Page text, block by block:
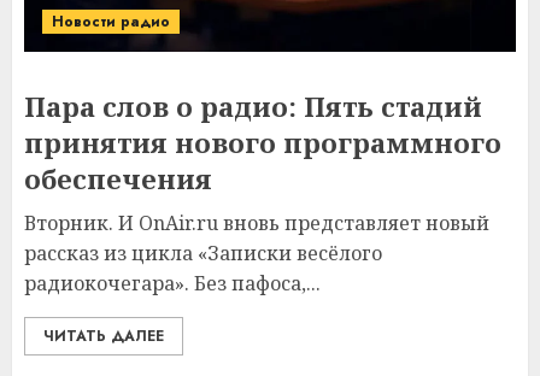
Новости радио
Пара слов о радио: Пять стадий
принятия нового программного
обеспечения
Вторник. И OnAir.ru вновь представляет новый
рассказ из цикла «Записки весёлого
радиокочегара». Без пафоса,...
ЧИТАТЬ ДАЛЕЕ